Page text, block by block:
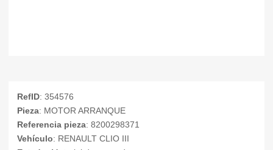
RefID: 354576
Pieza: MOTOR ARRANQUE
Referencia pieza: 8200298371
Vehículo: RENAULT CLIO III